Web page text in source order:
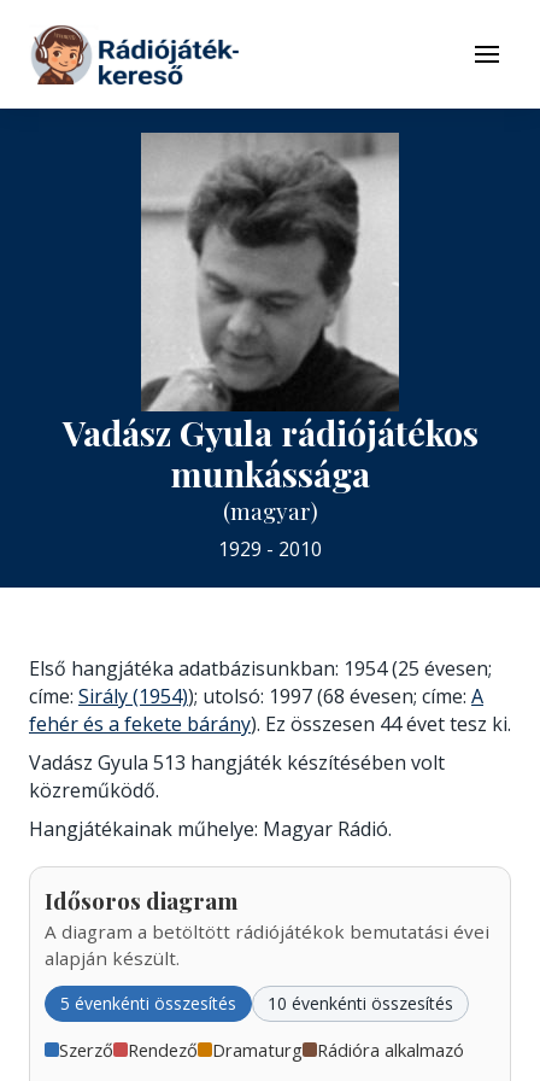
Tovább a tartalomhoz
Menü
Vadász Gyula rádiójátékos
munkássága
(magyar)
1929 - 2010
Első hangjátéka adatbázisunkban: 1954 (25 évesen;
címe: Sirály (1954)); utolsó: 1997 (68 évesen; címe: A
fehér és a fekete bárány). Ez összesen 44 évet tesz ki.
Vadász Gyula 513 hangjáték készítésében volt
közreműködő.
Hangjátékainak műhelye: Magyar Rádió.
Idősoros diagram
A diagram a betöltött rádiójátékok bemutatási évei
alapján készült.
5 évenkénti összesítés 10 évenkénti összesítés
Szerző Rendező Dramaturg Rádióra alkalmazó